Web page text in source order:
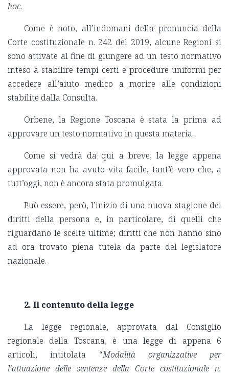
hoc.
Come è noto, all’indomani della pronuncia della
Corte costituzionale n. 242 del 2019, alcune Regioni si
sono attivate al fine di giungere ad un testo normativo
inteso a stabilire tempi certi e procedure uniformi per
accedere all’aiuto medico a morire alle condizioni
stabilite dalla Consulta.
Orbene, la Regione Toscana è stata la prima ad
approvare un testo normativo in questa materia.
Come si vedrà da qui a breve, la legge appena
approvata non ha avuto vita facile, tant’è vero che, a
tutt’oggi, non è ancora stata promulgata.
Può essere, però, l’inizio di una nuova stagione dei
diritti della persona e, in particolare, di quelli che
riguardano le scelte ultime; diritti che non hanno sino
ad ora trovato piena tutela da parte del legislatore
nazionale.
2. Il contenuto della legge
La legge regionale, approvata dal Consiglio
regionale della Toscana, è una legge di appena 6
articoli, intitolata “Modalità organizzative per
l’attuazione delle sentenze della Corte costituzionale n.